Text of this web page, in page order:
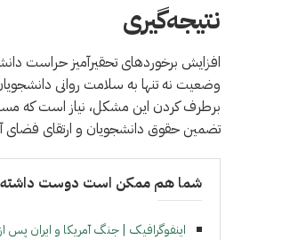
نتیجه‌گیری
افزایش برخوردهای تحقیرآمیز حراست
وضعیت نه تنها به سلامت روانی
برطرف کردن این مشکل، نیاز است که
تضمین حقوق دانشجویان و ارتقای فضای
شما هم ممکن است دوست داشته
اینفوگرافیک | جنگ آمریکا و ایران پس از ۱۵ هفته